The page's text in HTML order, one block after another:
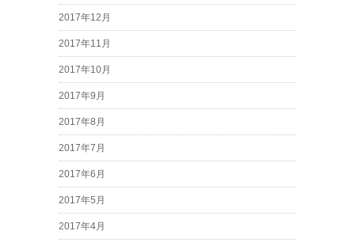
2017年12月
2017年11月
2017年10月
2017年9月
2017年8月
2017年7月
2017年6月
2017年5月
2017年4月